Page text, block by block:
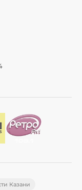
Казани